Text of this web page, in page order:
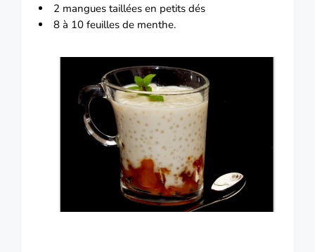
2 mangues taillées en petits dés
8 à 10 feuilles de menthe.